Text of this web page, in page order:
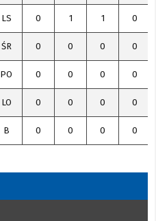
LS 0 1 1 0
ŚR 0 0 0 0
PO 0 0 0 0
LO 0 0 0 0
B 0 0 0 0